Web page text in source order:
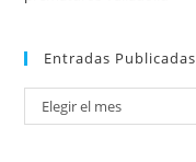
Entradas Publicadas
Elegir el mes